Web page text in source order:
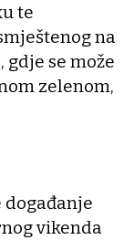
te
na
se može
zelenom,
vikenda